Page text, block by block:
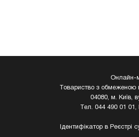
Онлайн-
Товариство з обмеженою
04080, м. Київ,
Тел. 044 490 01
Ідентифікатор в Реєстрі